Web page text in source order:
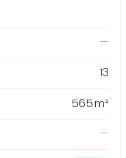
13
565 m²